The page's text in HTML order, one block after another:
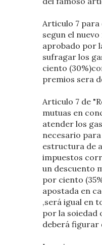
Articulo 7 para
segun el
aprobado por
sufragar los
ciento
premios sera
Articulo 7 de
mutuas en
atender los
necesario
estructura de
impuestos
un descuento
por ciento
apostada en
,será igual en
por la soiedad
deberá figurar